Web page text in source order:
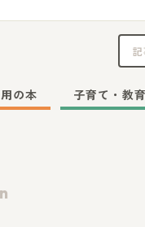
の本 子育て・教育